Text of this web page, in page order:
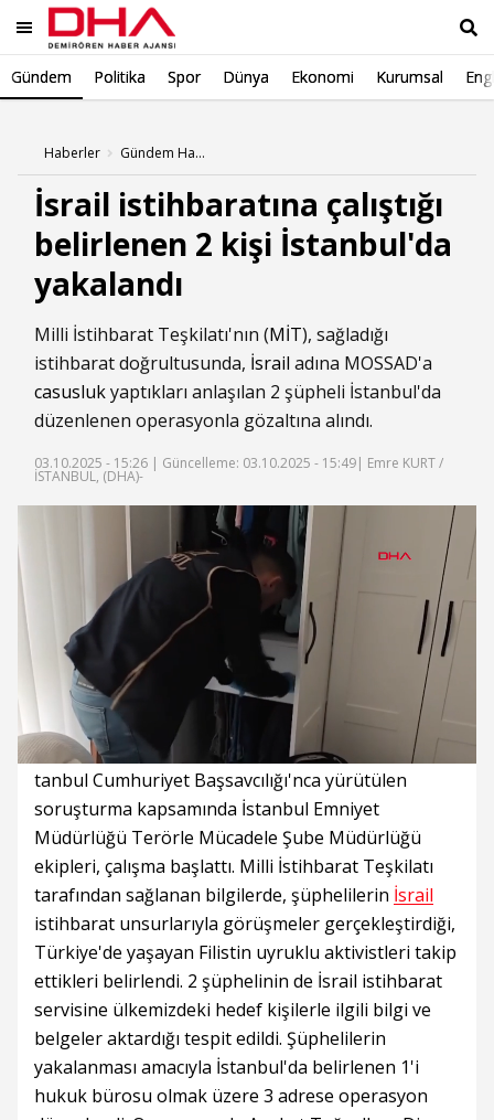
Gündem Politika Spor Dünya Ekonomi Kurumsal
Haberler Gündem Haberleri
İsrail istihbaratına çalıştığı
belirlenen 2 kişi İstanbul'da
yakalandı
Milli İstihbarat Teşkilatı'nın (MİT), sağladığı
istihbarat doğrultusunda, İsrail adına MOSSAD'a
casuslukyaptıkları anlaşılan 2 şüpheli İstanbul'da
düzenlenen operasyonla gözaltına alındı.
03.10.2025 - 15:26 | Güncelleme: 03.10.2025 - 15:49| Emre KURT /
İSTANBUL, (DHA)-
Süre
/
Toplam
Süre Yüklendi
0%
Yükleniyor:
0%
tanbul Cumhuriyet Başsavcılığı'nca yürütülen
soruşturma kapsamında İstanbul Emniyet
Müdürlüğü Terörle Mücadele Şube Müdürlüğü
ekipleri, çalışma başlattı. Milli İstihbarat Teşkilatı
tarafından sağlanan bilgilerde, şüphelilerin İsrail
istihbarat unsurlarıyla görüşmeler gerçekleştirdiği,
Türkiye'de yaşayan Filistin uyruklu aktivistleri takip
ettikleri belirlendi. 2 şüphelinin de İsrail istihbarat
servisine ülkemizdeki hedef kişilerle ilgili bilgi ve
belgeler aktardığı tespit edildi. Şüphelilerin
yakalanması amacıyla İstanbul'da belirlenen 1'i
hukuk bürosu olmak üzere 3 adrese operasyon